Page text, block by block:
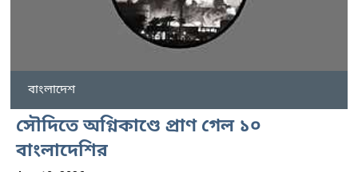
বাংলাদেশ
সৌদিতে অগ্নিকাণ্ডে প্রাণ গেল ১০
বাংলাদেশির